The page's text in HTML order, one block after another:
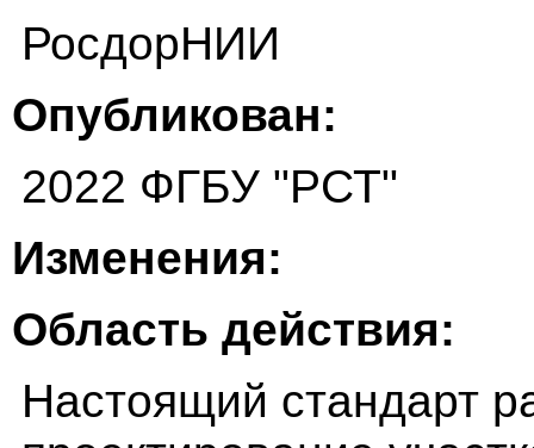
РосдорНИИ
Опубликован:
2022 ФГБУ "РСТ"
Изменения:
Область действия:
Настоящий стандарт